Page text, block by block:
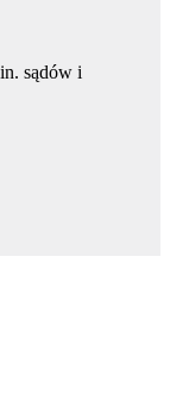
sądów i